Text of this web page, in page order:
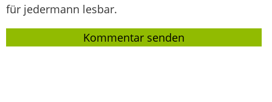
für jedermann lesbar.